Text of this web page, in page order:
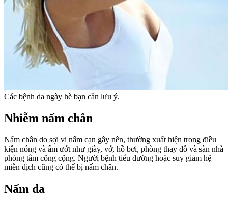
Các bệnh da ngày hè bạn cần lưu ý.
Nhiễm nấm chân
Nấm chân do sợi vi nấm cạn gây nên, thường xuất hiện trong điều
kiện nóng và ẩm ướt như giày, vớ, hồ bơi, phòng thay đồ và sàn nhà
phòng tắm công cộng. Người bệnh tiểu đường hoặc suy giảm hệ
miễn dịch cũng có thể bị nấm chân.
Nấm da